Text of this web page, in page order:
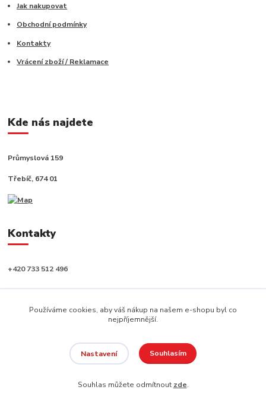
Jak nakupovat
Obchodní podmínky
Kontakty
Vrácení zboží / Reklamace
Kde nás najdete
Průmyslová 159
Třebíč, 674 01
Kontakty
+420 733 512 496
info@capushop.cz
Vytvořeno na
Eshop-rychle.cz
Používáme cookies, aby váš nákup na našem e-shopu byl co
nejpříjemnější.
Nastavení Souhlasím
Souhlas můžete odmítnout zde.